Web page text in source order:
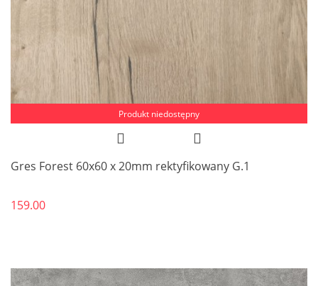
Produkt niedostępny
Gres Forest 60x60 x 20mm rektyfikowany G.1
159.00